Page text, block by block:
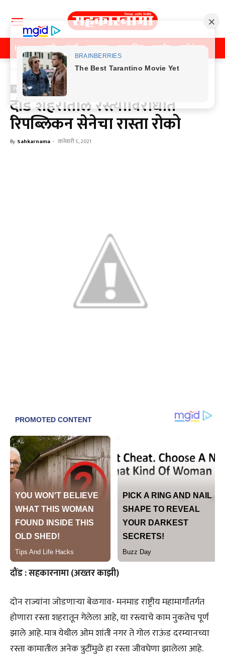
Home पुणे मुंबई महाराष्ट्र राजकीय क्राईम मनोरंजन
Home Previos News
Previos News
दौंड शहरातील रस्त्याविरोधात
रिपब्लिकन सेनेचा रास्ता रोको
By Sahkarnama - जानेवारी 5, 2021
दौंड : सहकारनामा (अख्तर काझी)
दोन राज्यांना जोडणाऱ्या बेळगाव- मनमाड राष्ट्रीय महामार्गांतर्गत
होणारा रस्ता शहरातून गेलेला आहे, या रस्त्याचे काम नुकतेच पूर्ण
झाले आहे. मात्र येथील ओम शांती नगर ते गोल राऊंड दरम्यानच्या
रस्ता कामातील अनेक त्रुटींमुळे हा रस्ता जीवघेणा झालेला आहे.